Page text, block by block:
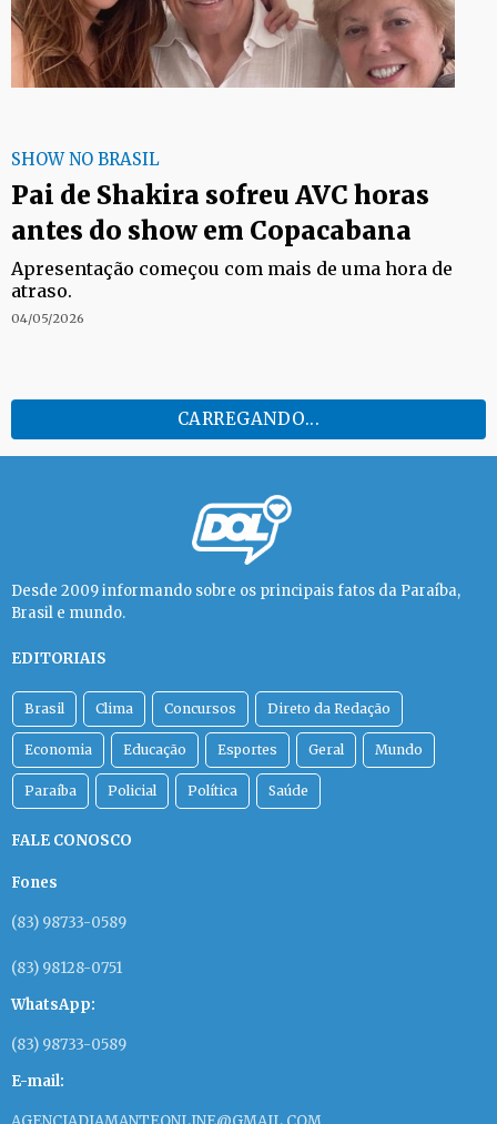
SHOW NO BRASIL
Pai de Shakira sofreu AVC horas
antes do show em Copacabana
Apresentação começou com mais de uma hora de
atraso.
04/05/2026
Menino de 8 anos sofre queda, é
levado ao hospital e descobre
câncer raro no cérebro
significativos após o acidente. O tratamento custou